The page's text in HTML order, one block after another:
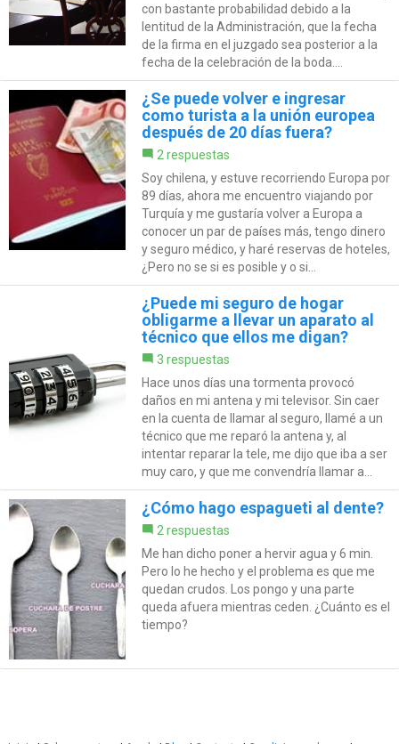
con bastante probabilidad debido a la
lentitud de la Administración, que la fecha
de la firma en el juzgado sea posterior a la
fecha de la celebración de la boda....
¿Se puede volver e ingresar
como turista a la unión europea
después de 20 días fuera?
2 respuestas
Soy chilena, y estuve recorriendo Europa por
89 días, ahora me encuentro viajando por
Turquía y me gustaría volver a Europa a
conocer un par de países más, tengo dinero
y seguro médico, y haré reservas de hoteles,
¿Pero no se si es posible y o si...
¿Puede mi seguro de hogar
obligarme a llevar un aparato al
técnico que ellos me digan?
3 respuestas
Hace unos días una tormenta provocó
daños en mi antena y mi televisor. Sin caer
en la cuenta de llamar al seguro, llamé a un
técnico que me reparó la antena y, al
intentar reparar la tele, me dijo que iba a ser
muy caro, y que me convendría llamar a...
¿Cómo hago espagueti al dente?
2 respuestas
Me han dicho poner a hervir agua y 6 min.
Pero lo he hecho y el problema es que me
quedan crudos. Los pongo y una parte
queda afuera mientras ceden. ¿Cuánto es el
tiempo?